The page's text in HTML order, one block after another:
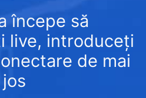
începe să
live, introduceți
de mai
jos